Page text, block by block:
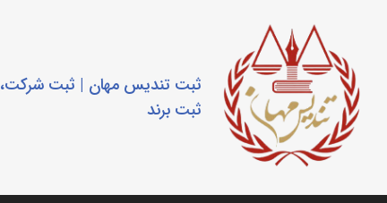
ثبت تندیس مهان | ثبت شرکت،
ثبت برند